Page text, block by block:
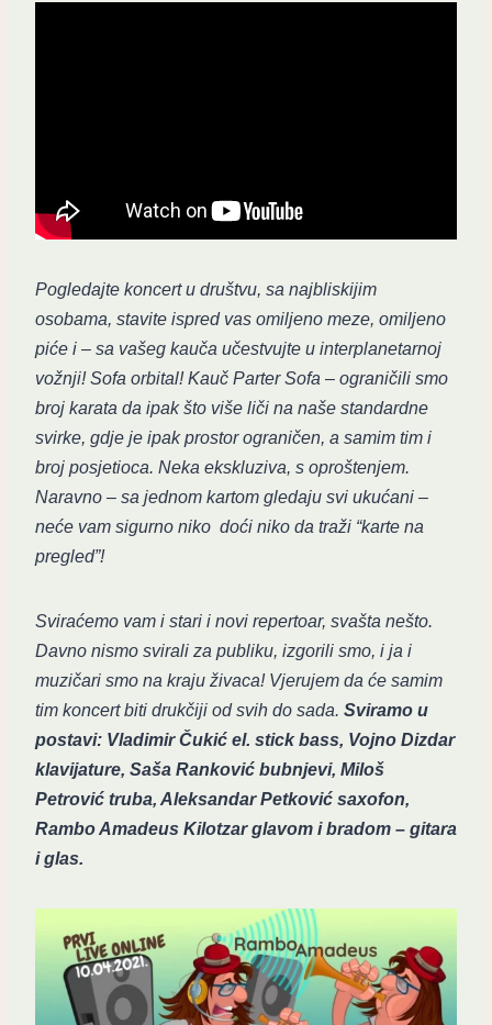
Pogledajte koncert u društvu, sa najbliskijim
osobama, stavite ispred vas omiljeno meze, omiljeno
piće i – sa vašeg kauča učestvujte u interplanetarnoj
vožnji! Sofa orbital! Kauč Parter Sofa – ograničili smo
broj karata da ipak što više liči na naše standardne
svirke, gdje je ipak prostor ograničen, a samim tim i
broj posjetioca. Neka ekskluziva, s oproštenjem.
Naravno – sa jednom kartom gledaju svi ukućani –
neće vam sigurno niko doći niko da traži “karte na
pregled”!
Sviraćemo vam i stari i novi repertoar, svašta nešto.
Davno nismo svirali za publiku, izgorili smo, i ja i
muzičari smo na kraju živaca! Vjerujem da će samim
tim koncert biti drukčiji od svih do sada. Sviramo u
postavi: Vladimir Čukić el. stick bass, Vojno Dizdar
klavijature, Saša Ranković bubnjevi, Miloš
Petrović truba, Aleksandar Petković saxofon,
Rambo Amadeus Kilotzar glavom i bradom – gitara
i glas.